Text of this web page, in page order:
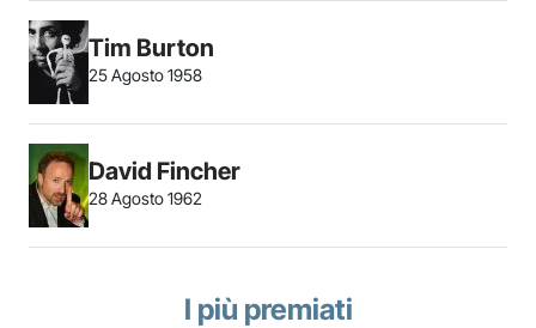
Tim Burton
25 Agosto 1958
David Fincher
28 Agosto 1962
I più premiati